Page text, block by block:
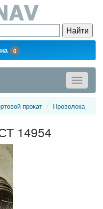
0
Toggle
прокат Проволока
14954